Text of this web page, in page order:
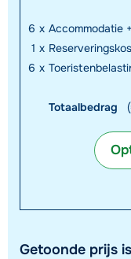
6 x Accommodatie
1 x
6 x
Totaalbedrag
Getoonde prijs is